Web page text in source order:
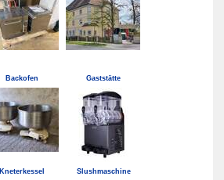
Backofen Gaststätte
Kneterkessel Slushmaschine